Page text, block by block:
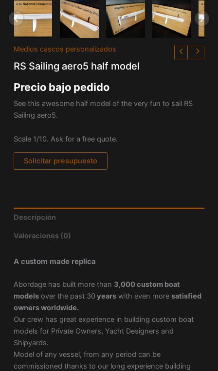
Medios cascos personalizados
RS Sailing aero5 half model
Precio bajo pedido
See this awesome half model of the very fun to sail RS
Sailing aero5.
Scale 1/10. Ask for a free quote.
Solicitar presupuesto
Descripción
Valoraciones (0)
A custom made replica
Abordage has built more than 3,000 custom boat
modelsover the past 30 yearswith even more satisfied
owners worldwide.
Our crew has great experience in building custom boat
models for Private Owners, Yacht Designers and
Shipyards.
Model of any vessel, from any period can be
commissioned thanks to our long experience building